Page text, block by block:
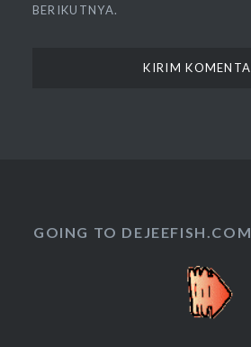
BERIKUTNYA.
GOING TO DEJEEFISH.COM